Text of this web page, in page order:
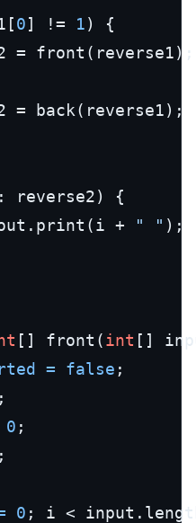
0] != 1) {
{
+
" " );
[] front(int []
= false ;
;
0 ;
;
0 ; i <